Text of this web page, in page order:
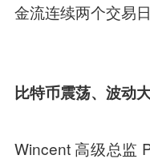
金流连续两个交易
比特币震荡、波动
Wincent 高级总监